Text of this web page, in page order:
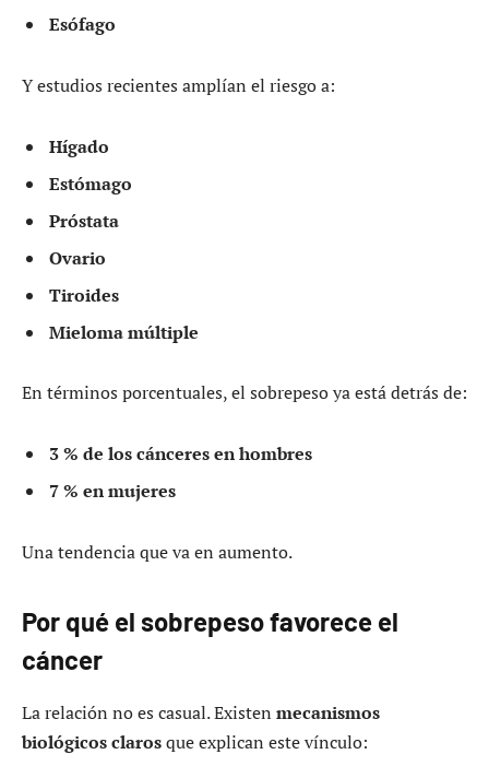
Esófago
Y estudios recientes amplían el riesgo a:
Hígado
Estómago
Próstata
Ovario
Tiroides
Mieloma múltiple
En términos porcentuales, el sobrepeso ya está detrás de:
3 % de los cánceres en hombres
7 % en mujeres
Una tendencia que va en aumento.
Por qué el sobrepeso favorece el
cáncer
La relación no es casual. Existen mecanismos
biológicos clarosque explican este vínculo: